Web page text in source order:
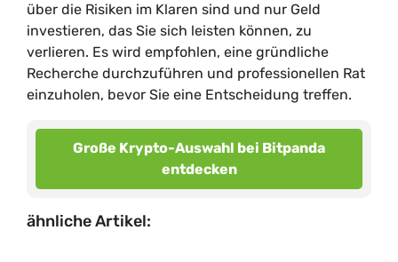
über die Risiken im Klaren sind und nur Geld
investieren, das Sie sich leisten können, zu
verlieren. Es wird empfohlen, eine gründliche
Recherche durchzuführen und professionellen Rat
einzuholen, bevor Sie eine Entscheidung treffen.
Große Krypto-Auswahl bei Bitpanda
entdecken
ähnliche Artikel: